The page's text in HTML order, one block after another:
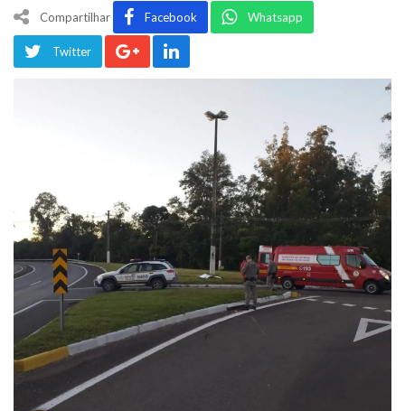
Compartilhar Facebook Whatsapp
Twitter